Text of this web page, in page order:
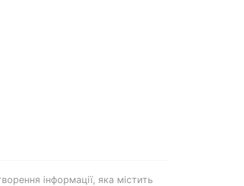
інформації, яка містить